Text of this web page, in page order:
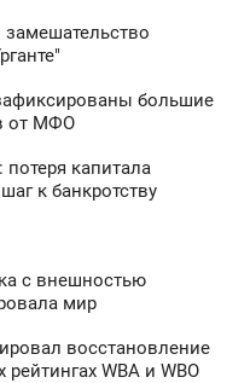
большие
от МФО
капитала
к банкротству
с внешностью
мир
восстановление
WBA и WBO